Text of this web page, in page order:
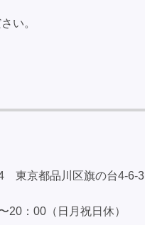
い。
東京都品川区旗の台4-6-3
20：00（日月祝日休）